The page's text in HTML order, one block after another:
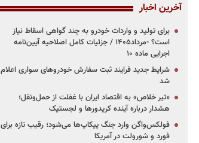
آخرین اخبار
برای تولید و واردات خودرو به چند گواهی اسقاط نیاز
است؟ -مرداد۱۴۰۵ / جزئیات کامل اصلاحیه آیین‌نامه
اجرایی ماده ۱۰
شرایط جدید فرایند ثبت سفارش خودروهای سواری اعلام
شد
«تیر خلاص» به اقتصاد ایران با غفلت از حمل‌ونقل؛
هشدار درباره آینده کریدورها و لجستیک
فولکس‌واگن وارد جنگ پیکاپ‌ها می‌شود؛ رقیب تازه برای
فورد و شورولت در آمریکا